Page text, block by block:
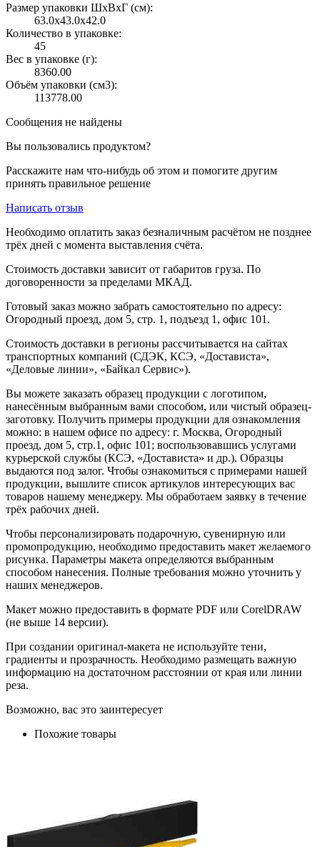
Размер упаковки ШxВxГ (см):
63.0x43.0x42.0
Количество в упаковке:
45
Вес в упаковке (г):
8360.00
Объём упаковки (см3):
113778.00
Сообщения не найдены
Вы пользовались продуктом?
Расскажите нам что-нибудь об этом и помогите другим
принять правильное решение
Написать отзыв
Необходимо оплатить заказ безналичным расчётом не позднее
трёх дней с момента выставления счёта.
Стоимость доставки зависит от габаритов груза. По
договоренности за пределами МКАД.
Готовый заказ можно забрать самостоятельно по адресу:
Огородный проезд, дом 5, стр. 1, подъезд 1, офис 101.
Стоимость доставки в регионы рассчитывается на сайтах
транспортных компаний (СДЭК, КСЭ, «Достависта»,
«Деловые линии», «Байкал Сервис»).
Вы можете заказать образец продукции с логотипом,
нанесённым выбранным вами способом, или чистый образец-
заготовку. Получить примеры продукции для ознакомления
можно: в нашем офисе по адресу: г. Москва, Огородный
проезд, дом 5, стр.1, офис 101; воспользовавшись услугами
курьерской службы (КСЭ, «Достависта» и др.). Образцы
выдаются под залог. Чтобы ознакомиться с примерами нашей
продукции, вышлите список артикулов интересующих вас
товаров нашему менеджеру. Мы обработаем заявку в течение
трёх рабочих дней.
Чтобы персонализировать подарочную, сувенирную или
промопродукцию, необходимо предоставить макет желаемого
рисунка. Параметры макета определяются выбранным
способом нанесения. Полные требования можно уточнить у
наших менеджеров.
Макет можно предоставить в формате PDF или CorelDRAW
(не выше 14 версии).
При создании оригинал-макета не используйте тени,
градиенты и прозрачность. Необходимо размещать важную
информацию на достаточном расстоянии от края или линии
реза.
Возможно, вас это заинтересует
Похожие товары